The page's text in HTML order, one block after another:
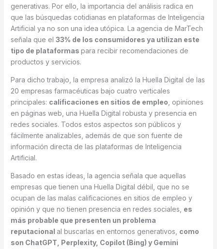
generativas. Por ello, la importancia del análisis radica en
que las búsquedas cotidianas en plataformas de Inteligencia
Artificial ya no son una idea utópica. La agencia de MarTech
señala que el 33% de los consumidores ya utilizan este
tipo de plataformas para recibir recomendaciones de
productos y servicios.
Para dicho trabajo, la empresa analizó la Huella Digital de las
20 empresas farmacéuticas bajo cuatro verticales
principales: calificaciones en sitios de empleo , opiniones
en páginas web, una Huella Digital robusta y presencia en
redes sociales. Todos estos aspectos son públicos y
fácilmente analizables, además de que son fuente de
información directa de las plataformas de Inteligencia
Artificial.
Basado en estas ideas, la agencia señala que aquellas
empresas que tienen una Huella Digital débil, que no se
ocupan de las malas calificaciones en sitios de empleo y
opinión y que no tienen presencia en redes sociales, es
más probable que presenten un problema
reputacional al buscarlas en entornos generativos, como
son ChatGPT, Perplexity, Copilot (Bing) y Gemini